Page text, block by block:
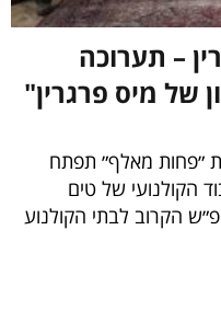
– תערוכה
מיס פרגרין"
ה-28.9, גלריית ״פחות מאלף״ תפתח
הקולנועי של טים
הקרוב לבתי הקולנוע